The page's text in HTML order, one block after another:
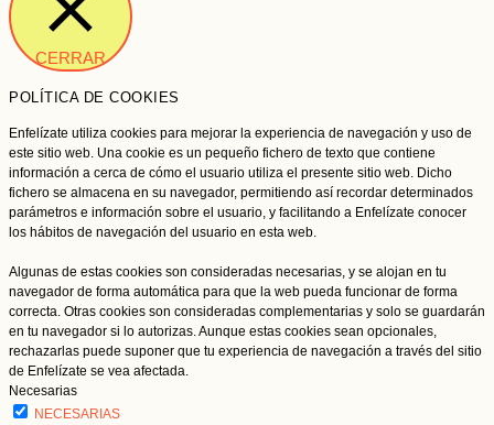
CERRAR
POLÍTICA DE COOKIES
Enfelízate utiliza cookies para mejorar la experiencia de navegación y uso de
este sitio web. Una cookie es un pequeño fichero de texto que contiene
información a cerca de cómo el usuario utiliza el presente sitio web. Dicho
fichero se almacena en su navegador, permitiendo así recordar determinados
parámetros e información sobre el usuario, y facilitando a Enfelízate conocer
los hábitos de navegación del usuario en esta web.
Algunas de estas cookies son consideradas necesarias, y se alojan en tu
navegador de forma automática para que la web pueda funcionar de forma
correcta. Otras cookies son consideradas complementarias y solo se guardarán
en tu navegador si lo autorizas. Aunque estas cookies sean opcionales,
rechazarlas puede suponer que tu experiencia de navegación a través del sitio
de Enfelízate se vea afectada.
Necesarias
NECESARIAS